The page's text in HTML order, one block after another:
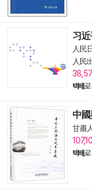
习
人民
人民
택배로
中
甘肅
택배로